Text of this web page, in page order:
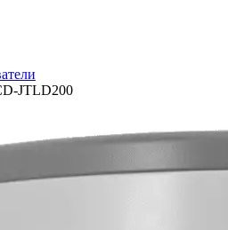
JTLD200